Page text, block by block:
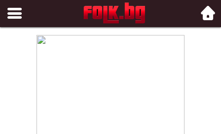
Folk.bg